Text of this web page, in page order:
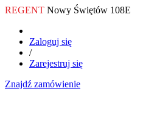
REGENT Nowy Świętów 108E
Zaloguj się
/
Zarejestruj się
Znajdź zamówienie